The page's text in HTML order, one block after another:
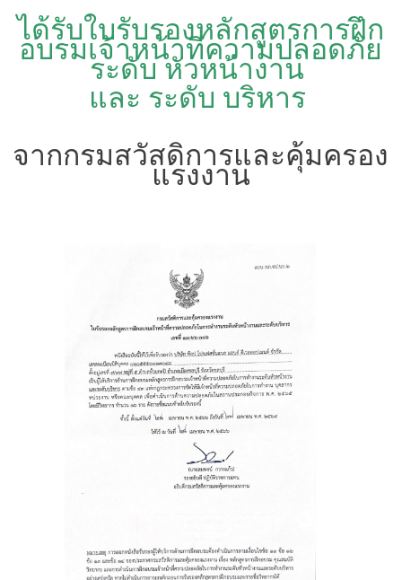
ได้รับใบรับรองหลักสูตรการฝึก
อบรมเจ้าหน้าที่ความปลอดภัย
ระดับ หัวหน้างาน
และ ระดับ บริหาร
จากกรมสวัสดิการและคุ้มครอง
แรงงาน